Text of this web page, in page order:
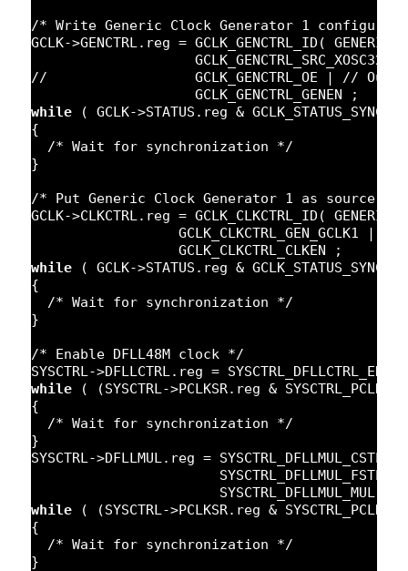
/* Write Generic Clock Generator 1
GCLK->GENCTRL.reg = GCLK_GENCTRL_ID(
//                  GCLK_GENCTRL_OE | //
GCLK_GENCTRL_GENEN ;
while
( GCLK->STATUS.reg &
{
/* Wait for synchronization */
}
/* Put Generic Clock Generator 1 as source
GCLK->CLKCTRL.reg = GCLK_CLKCTRL_ID(
GCLK_CLKCTRL_GEN_GCLK1 |
GCLK_CLKCTRL_CLKEN ;
while
( GCLK->STATUS.reg &
{
/* Wait for synchronization */
}
/* Enable DFLL48M clock */
SYSCTRL->DFLLCTRL.reg =
while
( (SYSCTRL->PCLKSR.reg &
{
/* Wait for synchronization */
}
SYSCTRL->DFLLMUL.reg = SYSCTRL_DFLLMUL_CSTEP(
SYSCTRL_DFLLMUL_FSTEP(
SYSCTRL_DFLLMUL_MUL(
while
( (SYSCTRL->PCLKSR.reg &
{
/* Wait for synchronization */
}